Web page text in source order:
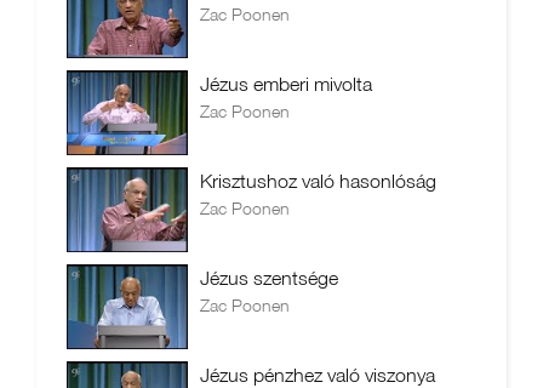
Zac Poonen
Jézus emberi mivolta
Zac Poonen
Krisztushoz való hasonlóság
Zac Poonen
Jézus szentsége
Zac Poonen
Jézus pénzhez való viszonya